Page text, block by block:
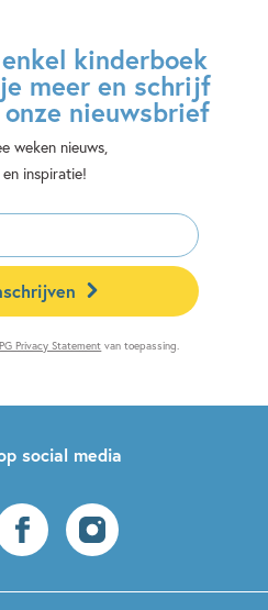
kinderboek
meer en schrijf
nieuwsbrief
weken nieuws,
inspiratie!
Privacy Statement van toepassing.
social media